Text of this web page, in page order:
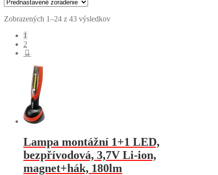
Zobrazených 1–24 z 43 výsledkov
1
2
→
Lampa montážní 1+1 LED,
bezpřívodová, 3,7V Li-ion,
magnet+hák, 180lm